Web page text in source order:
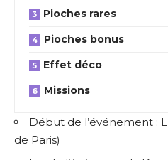
Pioches rares
Pioches bonus
Effet déco
Missions
Début de l’événement :
de Paris)